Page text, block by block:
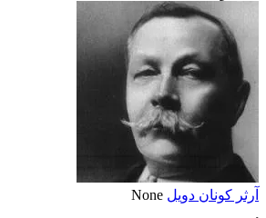
آرثر كونان دويل None